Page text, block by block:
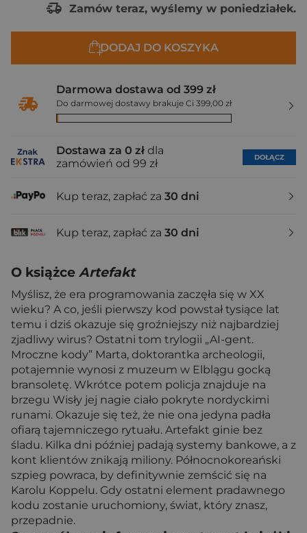
Zamów teraz, wyślemy w poniedziałek.
DODAJ DO KOSZYKA
Darmowa dostawa od 399 zł
Do darmowej dostawy brakuje Ci 399,00 zł
Dostawa za 0 zł dla
zamówień od 99 zł
DOŁĄCZ
Kup teraz, zapłać za 30 dni
Kup teraz, zapłać za 30 dni
O książce Artefakt
Myślisz, że era programowania zaczęła się w XX
wieku? A co, jeśli pierwszy kod powstał tysiące lat
temu i dziś okazuje się groźniejszy niż najbardziej
zjadliwy wirus? Ostatni tom trylogii „AI-gent.
Mroczne kody” Marta, doktorantka archeologii,
potajemnie wynosi z muzeum w Elblągu gocką
bransoletę. Wkrótce potem policja znajduje na
brzegu Wisły jej nagie ciało pokryte nordyckimi
runami. Okazuje się też, że nie ona jedyna padła
ofiarą tajemniczego rytuału. Artefakt ginie bez
śladu. Kilka dni później padają systemy bankowe, a z
kont klientów znikają miliony. Północnokoreański
szpieg powraca, by definitywnie zemścić się na
Karolu Koppelu. Gdy ostatni element pradawnego
kodu zostanie uruchomiony, świat, który znasz,
przepadnie.